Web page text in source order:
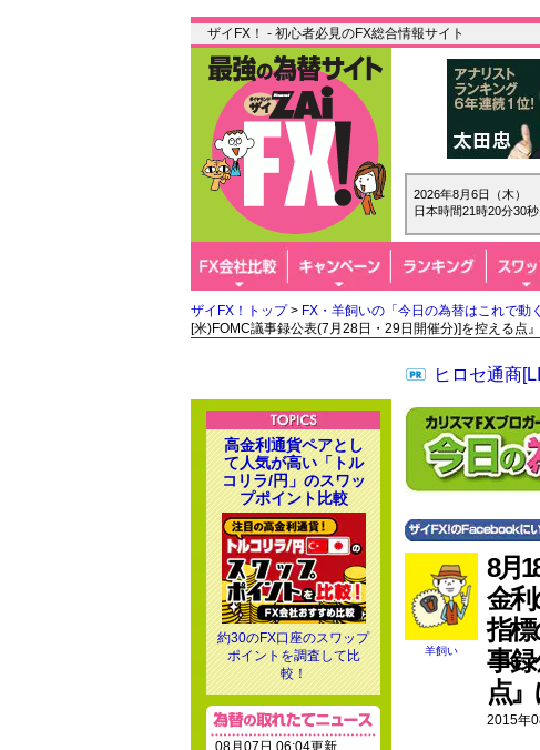
ザイFX！ - 初心者必見のFX総合情報サイト
2026年8月6日（木）
日本時間21時20分31秒
ザイFX！トップ> FX・羊飼いの「今日の為替はこれで動
[米)FOMC議事録公表(7月28日・29日開催分)]を控える点』
ヒロセ通商
羊飼い
8月
金利
指標
事録
点』
2015年
高金利通貨ペアとし
て人気が高い「トル
コリラ/円」のスワッ
プポイント比較
約30のFX口座のスワップ
ポイントを調査して比
較！
08月07日 06:04更新